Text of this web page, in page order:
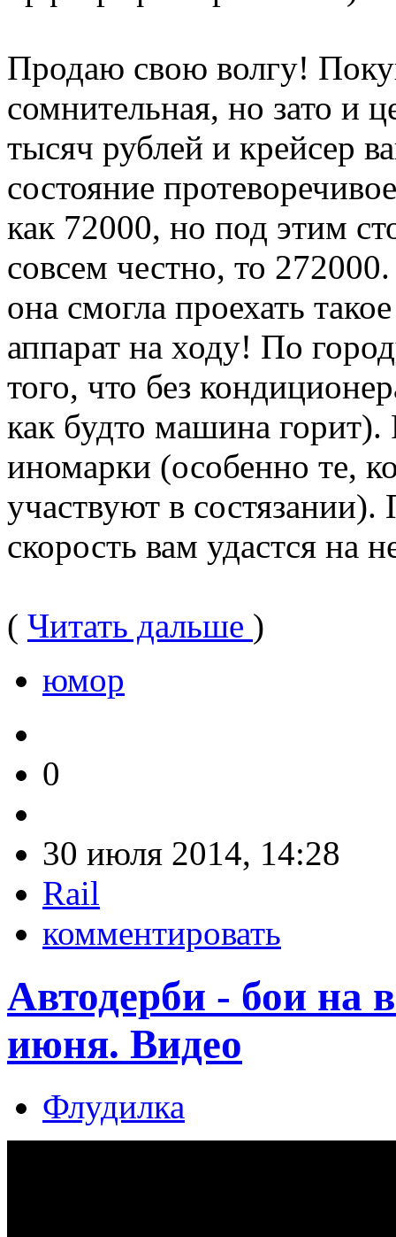
Продаю свою волгу!
сомнительная, но зато и
тысяч рублей и крейсер
состояние
как 72000, но под этим
совсем честно, то
она смогла проехать
аппарат на ходу! По
того, что без
как будто машина горит).
иномарки (особенно те,
участвуют в
скорость вам удастся на
( Читать дальше )
юмор
0
30 июля 2014, 14:28
Rail
комментировать
Автодерби - бои на
июня. Видео
Флудилка